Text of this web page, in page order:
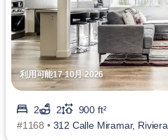
利用可能17 10月 2026
2 2
900 ft²
#1168 • 312 Calle Miramar, Riviera